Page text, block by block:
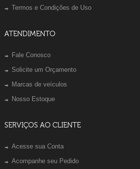
Termos e Condições de Uso
ATENDIMENTO
Fale Conosco
Solicite um Orçamento
Marcas de veículos
Nosso Estoque
SERVIÇOS AO CLIENTE
Acesse sua Conta
Acompanhe seu Pedido